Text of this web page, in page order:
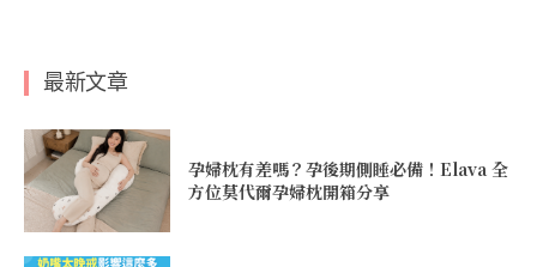
最新文章
孕婦枕有差嗎？孕後期側睡必備！Elava 全
方位莫代爾孕婦枕開箱分享